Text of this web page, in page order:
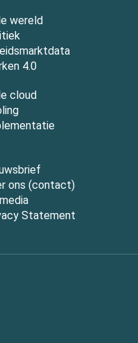
wereld
4.0
cloud
ons (contact)
Statement